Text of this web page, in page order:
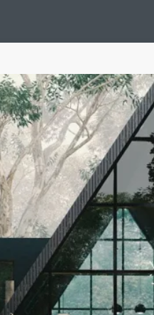
Photos Idées Déco En
La Décoration Selon Votre
D'hôtes Maison Et